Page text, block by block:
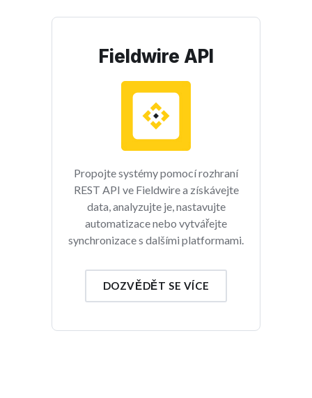
Fieldwire API
Propojte systémy pomocí rozhraní
REST API ve Fieldwire a získávejte
data, analyzujte je, nastavujte
automatizace nebo vytvářejte
synchronizace s dalšími platformami.
DOZVĚDĚT SE VÍCE